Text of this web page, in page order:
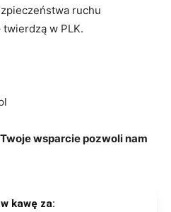
ruchu
w PLK.
wsparcie pozwoli nam
kawę za: